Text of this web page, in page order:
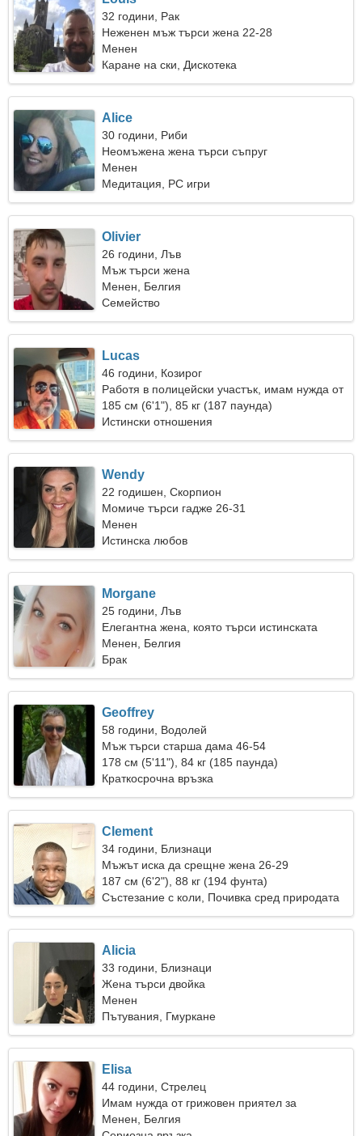
32 години, Рак
Неженен мъж търси жена 22-28
Менен
Каране на ски, Дискотека
Alice
30 години, Риби
Неомъжена жена търси съпруг
Менен
Медитация, PC игри
Olivier
26 години, Лъв
Мъж търси жена
Менен, Белгия
Семейство
Lucas
46 години, Козирог
Работя в полицейски участък, имам нужда от
красива жена
185 см (6'1"), 85 кг (187 паунда)
Истински отношения
Wendy
22 годишен, Скорпион
Момиче търси гадже 26-31
Менен
Истинска любов
Morgane
25 години, Лъв
Елегантна жена, която търси истинската
любов
Менен, Белгия
Брак
Geoffrey
58 години, Водолей
Мъж търси старша дама 46-54
178 см (5'11"), 84 кг (185 паунда)
Краткосрочна връзка
Clement
34 години, Близнаци
Мъжът иска да срещне жена 26-29
187 см (6'2"), 88 кг (194 фунта)
Състезание с коли, Почивка сред природата
Alicia
33 години, Близнаци
Жена търси двойка
Менен
Пътувания, Гмуркане
Elisa
44 години, Стрелец
Имам нужда от грижовен приятел за
забавление
Менен, Белгия